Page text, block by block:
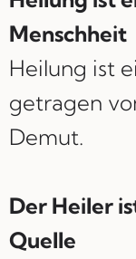
Menschheit
Heilung ist
getragen
Demut.
Der Heiler
Quelle